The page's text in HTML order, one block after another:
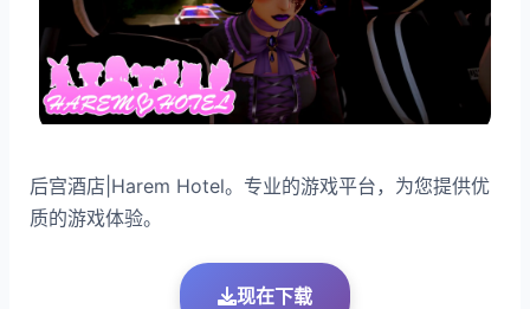
后宫酒店|Harem Hotel。专业的游戏平台，为您提供优
质的游戏体验。
现在下载